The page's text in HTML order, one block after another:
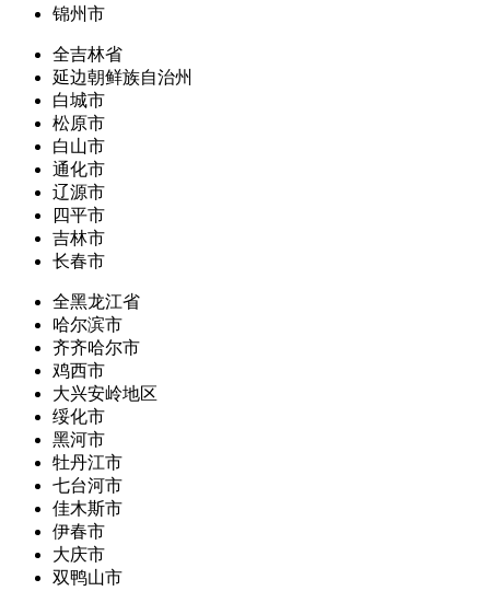
锦州市
全吉林省
延边朝鲜族自治州
白城市
松原市
白山市
通化市
辽源市
四平市
吉林市
长春市
全黑龙江省
哈尔滨市
齐齐哈尔市
鸡西市
大兴安岭地区
绥化市
黑河市
牡丹江市
七台河市
佳木斯市
伊春市
大庆市
双鸭山市